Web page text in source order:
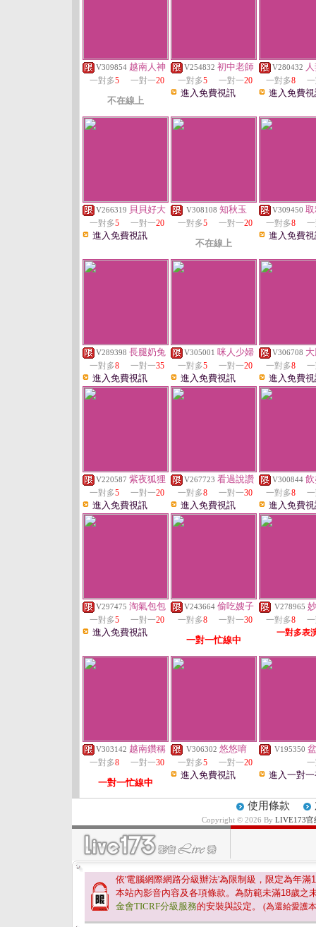
V309854 越南人神
一對多5 一對一20
不在線上
V254832 初中老師
一對多5 一對一20
進入免費視訊
V280432
一對多8
進入免費
V266319 貝貝好大
一對多5 一對一20
進入免費視訊
V308108 知秋玉
一對多5 一對一20
不在線上
V309450
一對多8
進入免費
V289398 長腿奶兔
一對多8 一對一35
進入免費視訊
V305001 咪人少婦
一對多5 一對一20
進入免費視訊
V306708
一對多8
進入免費
V220587 紫夜狐狸
一對多5 一對一20
進入免費視訊
V267723 看過說讚
一對多8 一對一30
進入免費視訊
V300844
一對多8
進入免費
V297475 淘氣包包
一對多5 一對一20
進入免費視訊
V243664 偷吃嫂子
一對多8 一對一30
一對一忙線中
V278965
一對多8
一對多表
V303142 越南鑽稱
一對多8 一對一30
一對一忙線中
V306302 悠悠唷
一對多5 一對一20
進入免費視訊
V195350
進入一對
使用條款
Copyright © 2026 By LIVE173官
依'電腦網際網路分級辦法'為限制級，限定為年滿
本站內影音內容及各項條款。為防範未滿18歲之
金會TICRF分級服務的安裝與設定。 (為還給愛護